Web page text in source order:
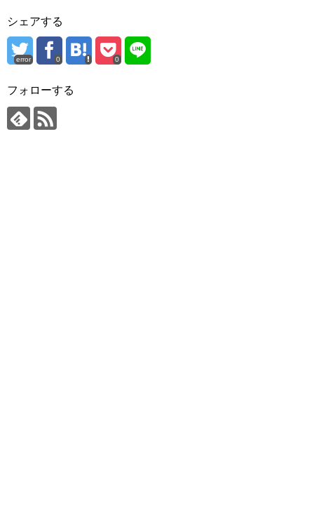
シェアする
error 0 0
フォローする